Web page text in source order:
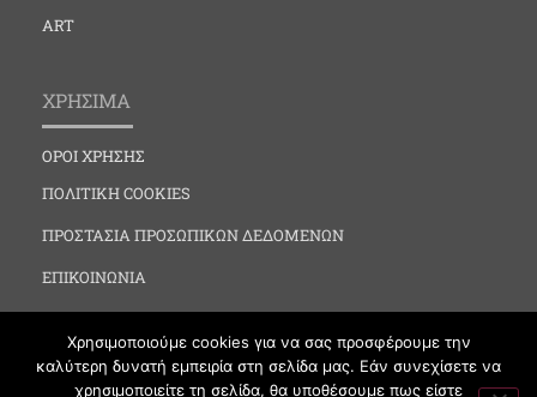
ART
ΧΡΗΣΙΜΑ
ΟΡΟΙ ΧΡΗΣΗΣ
ΠΟΛΙΤΙΚΗ COOKIES
ΠΡΟΣΤΑΣΙΑ ΠΡΟΣΩΠΙΚΩΝ ΔΕΔΟΜΕΝΩΝ
ΕΠΙΚΟΙΝΩΝΙΑ
Χρησιμοποιούμε cookies για να σας προσφέρουμε την
καλύτερη δυνατή εμπειρία στη σελίδα μας. Εάν συνεχίσετε να
χρησιμοποιείτε τη σελίδα, θα υποθέσουμε πως είστε